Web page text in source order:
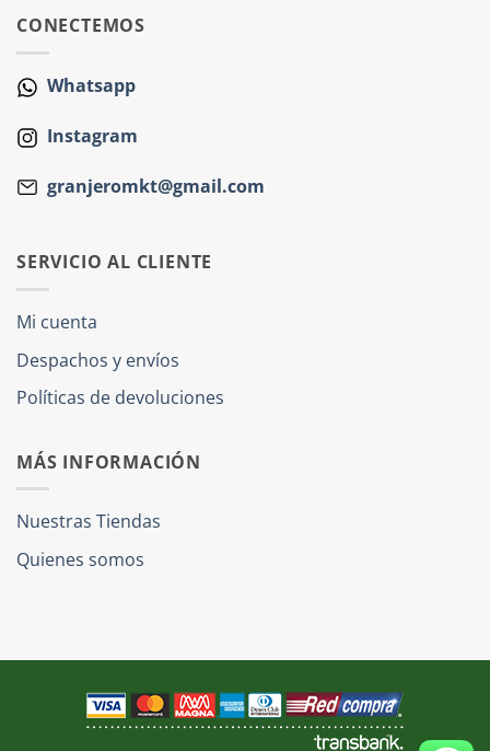
CONECTEMOS
Whatsapp
Instagram
granjeromkt@gmail.com
SERVICIO AL CLIENTE
Mi cuenta
Despachos y envíos
Políticas de devoluciones
MÁS INFORMACIÓN
Nuestras Tiendas
Quienes somos